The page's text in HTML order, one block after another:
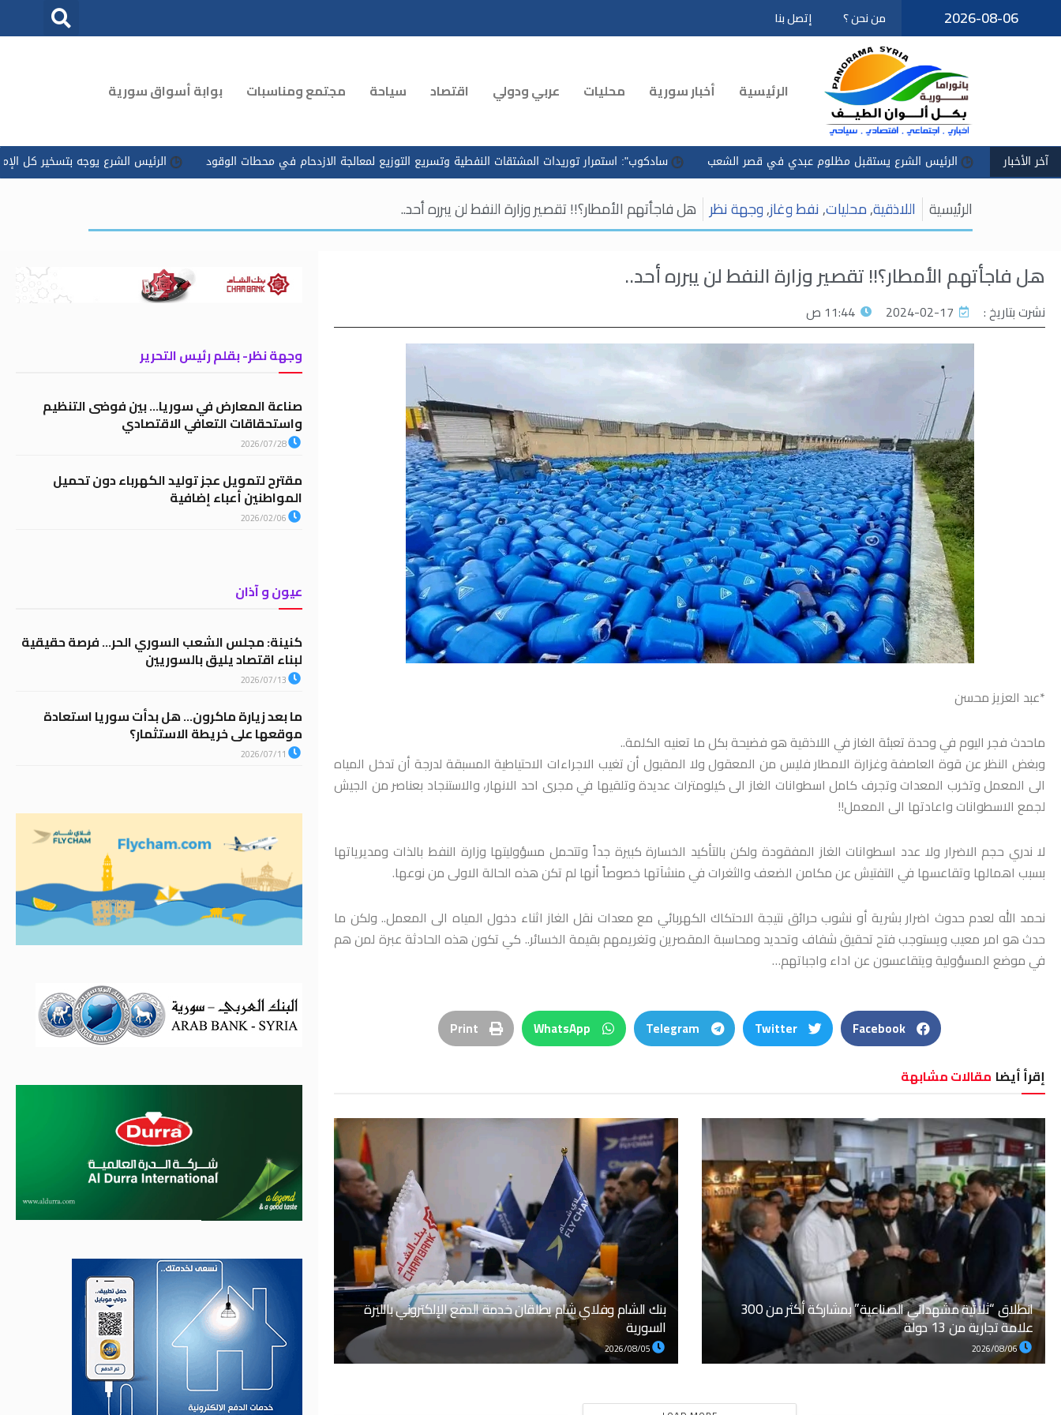
تخطى
2026-08-06 من نحن ؟ إتصل بنا
الرئيسية أخبار سورية محليات عربي ودولي اقتصاد سياحة مجتمع ومناسبات بوابة أسواق سورية
آخر الأخبارالرئيس الشرع يستقبل مظلوم عبدي في قصر الشعب سادكوب": استمرار توريدات المشتقات النفطية وتسريع التوزيع لمعالجة الازدحام في محطات الوقود الرئيس الشرع يوجه بتسخير كل الإمكانات
الرئيسية اللاذقية,محليات,نفط وغاز,وجهة نظر هل فاجأتهم الأمطار؟!! تقصير وزارة النفط لن يبرره أحد..
هل فاجأتهم الأمطار؟!! تقصير وزارة النفط لن يبرره أحد..
نشرت بتاريخ : 2024-02-17 11:44 ص
*عبد العزيز محسن
ماحدث فجر اليوم في وحدة تعبئة الغاز في اللاذقية هو فضيحة بكل ما تعنيه الكلمة..
وبغض النظر عن قوة العاصفة وغزارة الامطار فليس من المعقول ولا المقبول أن تغيب الاجراءات الاحتياطية المسبقة لدرجة أن تدخل المياه
الى المعمل وتخرب المعدات وتجرف كامل اسطوانات الغاز الى كيلومترات عديدة وتلقيها في مجرى احد الانهار، والاستنجاد بعناصر من الجيش
لجمع الاسطوانات واعادتها الى المعمل!!
لا ندري حجم الاضرار ولا عدد اسطوانات الغاز المفقودة ولكن بالتأكيد الخسارة كبيرة جداً وتتحمل مسؤوليتها وزارة النفط بالذات ومديرياتها
بسبب اهمالها وتقاعسها في التفتيش عن مكامن الضعف والثغرات في منشآتها خصوصاً أنها لم تكن هذه الحالة الاولى من نوعها.
نحمد الله لعدم حدوث اضرار بشرية أو نشوب حرائق نتيجة الاحتكاك الكهربائي مع معدات نقل الغاز اثناء دخول المياه الى المعمل.. ولكن ما
حدث هو امر معيب ويستوجب فتح تحقيق شفاف وتحديد ومحاسبة المقصرين وتغريمهم بقيمة الخسائر.. كي تكون هذه الحادثة عبرة لمن هم
في موضع المسؤولية ويتقاعسون عن اداء واجباتهم…
Facebook
Twitter
Telegram
WhatsApp
Print
إقرأ أيضا مقالات مشابهة
انطلاق “ثلاثية مشهداني الصناعية” بمشاركة أكثر من 300
علامة تجارية من 13 دولة
2026/08/06
بنك الشام وفلاي شام يطلقان خدمة الدفع الإلكتروني بالليرة
السورية
وجهة نظر- بقلم رئيس التحرير
صناعة المعارض في سوريا… بين فوضى التنظيم
واستحقاقات التعافي الاقتصادي
2026/07/28
مقترح لتمويل عجز توليد الكهرباء دون تحميل
المواطنين أعباء إضافية
2026/02/06
عيون و آذان
كنينة: مجلس الشعب السوري الحر… فرصة حقيقية
لبناء اقتصاد يليق بالسوريين
2026/07/13
ما بعد زيارة ماكرون… هل بدأت سوريا استعادة
موقعها على خريطة الاستثمار؟
2026/07/11